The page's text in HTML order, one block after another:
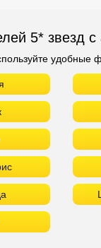
5* звезд с
удобные